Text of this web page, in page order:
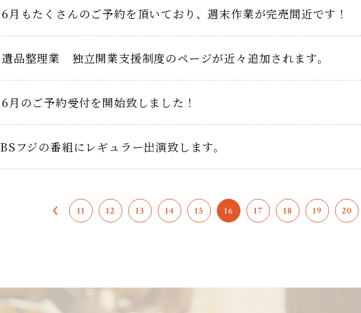
6月もたくさんのご予約を頂いており、週末作業が完売間近です！
遺品整理業 独立開業支援制度のページが近々追加されます。
6月のご予約受付を開始致しました！
BSフジの番組にレギュラー出演致します。
11 12 13 14 15 16 17 18 19 20